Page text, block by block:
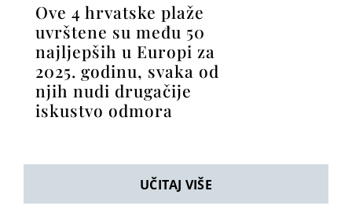
Ove 4 hrvatske plaže
uvrštene su među 50
najljepših u Europi za
2025. godinu, svaka od
njih nudi drugačije
iskustvo odmora
UČITAJ VIŠE